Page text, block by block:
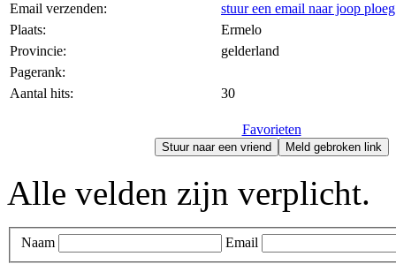
Email verzenden:
stuur een email naar joop ploeg
Plaats:
Ermelo
Provincie:
gelderland
Pagerank:
Aantal hits:
30
Favorieten
Stuur naar een vriend Meld gebroken link
Alle velden zijn verplicht.
Naam Email